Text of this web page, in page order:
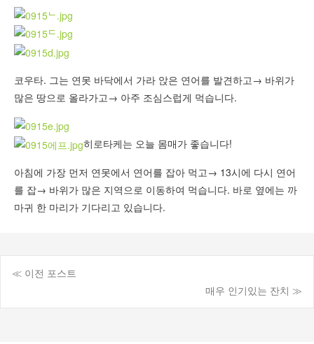
코우타. 그는 연못 바닥에서 가라 앉은 연어를 발견하고→ 바위가
많은 땅으로 올라가고→ 아주 조심스럽게 먹습니다.
히로타케는 오늘 몸매가 좋습니다!
아침에 가장 먼저 연못에서 연어를 잡아 먹고→ 13시에 다시 연어
를 잡→ 바위가 많은 지역으로 이동하여 먹습니다. 바로 옆에는 까
마귀 한 마리가 기다리고 있습니다.
게
≪ 이전 포스트
매우 인기있는 잔치 ≫